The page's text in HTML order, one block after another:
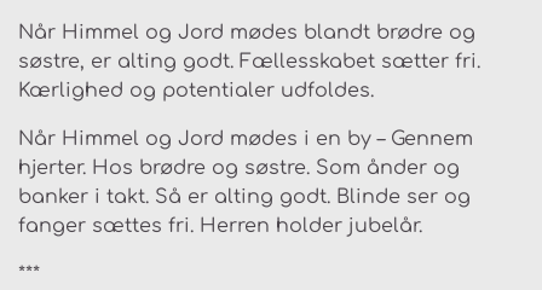
Når Himmel og Jord mødes blandt brødre og
søstre, er alting godt. Fællesskabet sætter fri.
Kærlighed og potentialer udfoldes.
Når Himmel og Jord mødes i en by – Gennem
hjerter. Hos brødre og søstre. Som ånder og
banker i takt. Så er alting godt. Blinde ser og
fanger sættes fri. Herren holder jubelår.
***